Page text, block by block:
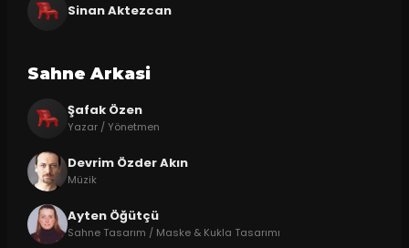
Sinan Aktezcan
Sahne Arkasi
Şafak Özen
Yazar / Yönetmen
Devrim Özder Akın
Müzik
Ayten Öğütçü
Sahne Tasarım / Maske & Kukla Tasarımı